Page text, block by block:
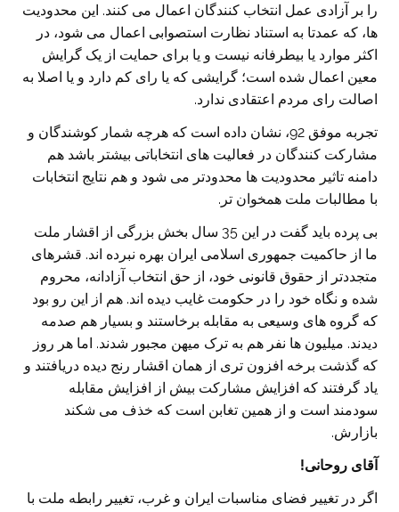
را بر آزادی عمل انتخاب کنندگان اعمال می کنند. این محدودیت
ها، که عمدتا به استناد نظارت استصوابی اعمال می شود، در
اکثر موارد یا بیطرفانه نیست و یا برای حمایت از یک گرایش
معین اعمال شده است؛ گرایشی که یا رای کم دارد و یا اصلا به
اصالت رای مردم اعتقادی ندارد.
تجربه موفق 92، نشان داده است که هرچه شمار کوشندگان و
مشارکت کنندگان در فعالیت های انتخاباتی بیشتر باشد هم
دامنه تاثیر محدودیت ها محدودتر می شود و هم نتایج انتخابات
با مطالبات ملت همخوان تر.
بی پرده باید گفت در این 35 سال بخش بزرگی از اقشار ملت
ما از حاکمیت جمهوری اسلامی ایران بهره نبرده اند. قشرهای
متجددتر از حقوق قانونی خود، از حق انتخاب آزادانه، محروم
شده و نگاه خود را در حکومت غایب دیده اند. هم از این رو بود
که گروه های وسیعی به مقابله برخاستند و بسیار هم صدمه
دیدند. میلیون ها نفر هم به ترک میهن مجبور شدند. اما هر روز
که گذشت برخه افزون تری از همان اقشار رنج دیده دریافتند و
یاد گرفتند که افزایش مشارکت بیش از افزایش مقابله
سودمند است و از همین تغابن است که خذف می شکند
بازارش.
آقای روحانی!
اگر در تغییر فضای مناسبات ایران و غرب، تغییر رابطه ملت با